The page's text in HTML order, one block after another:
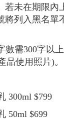
若未在期限內
將列入黑名單
數需300字以
品使用照片)。
300ml $799
50ml $699